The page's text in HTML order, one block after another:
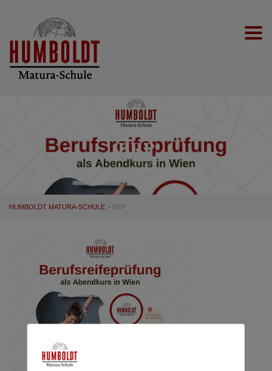
BRP
HUMBOLDT MATURA-SCHULE > BRP